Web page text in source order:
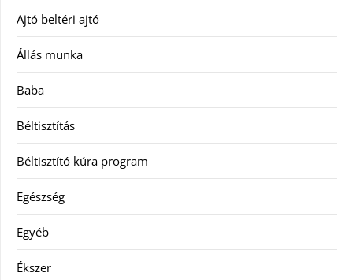
Ajtó beltéri ajtó
Állás munka
Baba
Béltisztítás
Béltisztító kúra program
Egészség
Egyéb
Ékszer